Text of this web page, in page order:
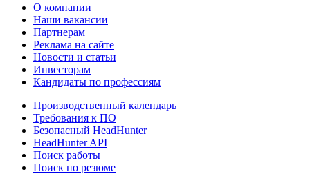
О компании
Наши вакансии
Партнерам
Реклама на сайте
Новости и статьи
Инвесторам
Кандидаты по профессиям
Производственный календарь
Требования к ПО
Безопасный HeadHunter
HeadHunter API
Поиск работы
Поиск по резюме